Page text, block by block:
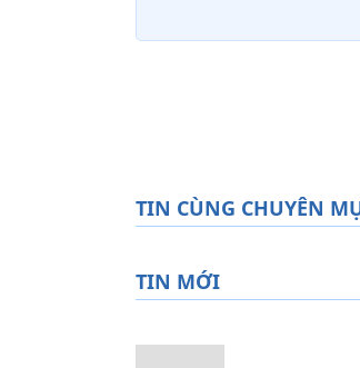
TIN CÙNG CHUYÊN
TIN MỚI